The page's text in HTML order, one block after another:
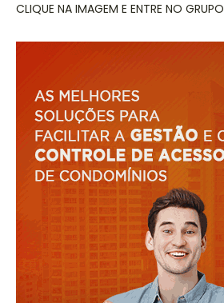
CLIQUE NA IMAGEM E ENTRE NO GRUPO